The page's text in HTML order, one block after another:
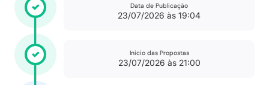
Data de Publicação
23/07/2026 às 19:04
Inicio das Propostas
23/07/2026 às 21:00